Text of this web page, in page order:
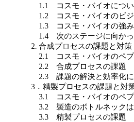
1.1 コスモ・バイオについ
1.2 コスモ・バイオのビジ
1.3 コスモ・バイオの強み
1.4 次のステージに向かっ
2. 合成プロセスの課題と対策
2.1 コスモ・バイオのペプ
2.2 合成プロセスの課題
2.3 課題の解決と効率化に
3．精製プロセスの課題と対
3.1 コスモ・バイオのペプ
3.2 製造のボトルネックは
3.3 精製プロセスの課題